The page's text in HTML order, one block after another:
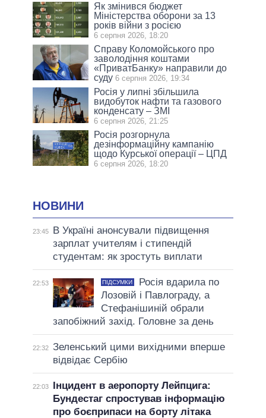
Як змінився бюджет
Міністерства оборони за 13
років війни з росією
6 серпня 2026, 18:20
Справу Коломойського про
заволодіння коштами
«ПриватБанку» направили до
суду 6 серпня 2026, 19:34
Росія у липні збільшила
видобуток нафти та газового
конденсату – ЗМІ
6 серпня 2026, 21:25
Росія розгорнула
дезінформаційну кампанію
щодо Курської операції – ЦПД
6 серпня 2026, 18:20
НОВИНИ
23:45
В Україні анонсували підвищення
зарплат учителям і стипендій
студентам: як зростуть виплати
22:53 ПІДСУМКИ
Росія вдарила по
Лозовій і Павлограду, а
Стефанішиній обрали
запобіжний захід. Головне за день
22:32 Зеленський цими вихідними вперше
відвідає Сербію
22:03
Інцидент в аеропорту Лейпцига:
Бундестаг спростував інформацію
про боєприпаси на борту літака